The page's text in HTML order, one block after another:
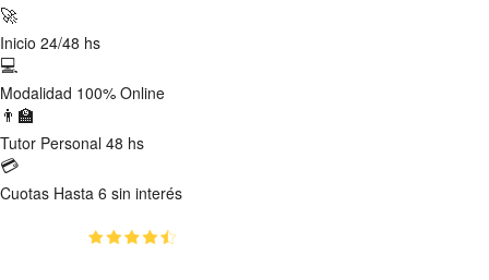
🚀
Inicio 24/48 hs
💻
Modalidad 100% Online
👨‍🏫
Tutor Personal 48 hs
💳
Cuotas Hasta 6 sin interés